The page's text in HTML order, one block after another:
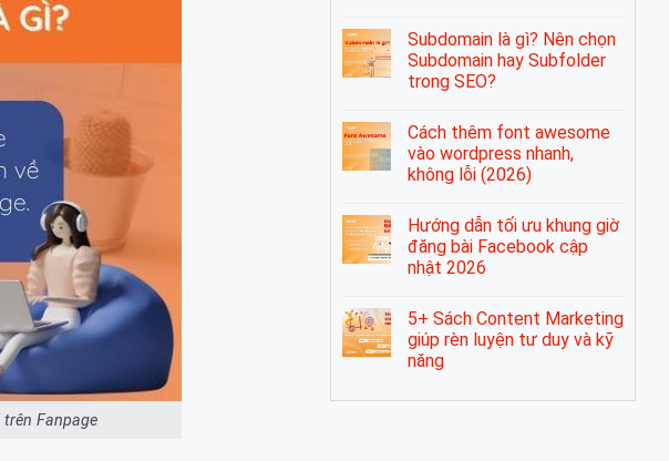
Fanpage
Subdomain là gì? Nên chọn
Subdomain hay Subfolder
trong SEO?
Cách thêm font awesome
vào wordpress nhanh,
không lỗi (2026)
Hướng dẫn tối ưu khung giờ
đăng bài Facebook cập
nhật 2026
5+ Sách Content Marketing
giúp rèn luyện tư duy và kỹ
năng